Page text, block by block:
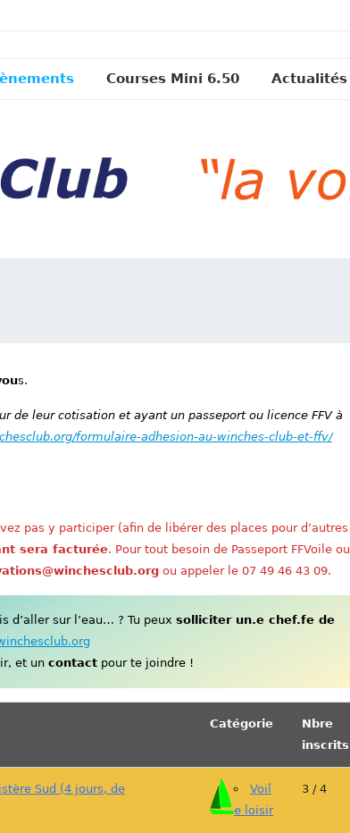
Courses Mini 6.50 Actualités
s.
de leur cotisation et ayant un passeport ou licence FFV à
formulaire-adhesion-au-winches-club-et-ffv/
pas y participer (afin de libérer des places pour d’autres
sera facturée. Pour tout besoin de Passeport FFVoile ou
ou appeler le 07 49 46 43 09.
d’aller sur l’eau… ? Tu peux solliciter un.e chef.fe de
et un contactpour te joindre !
Catégorie
Nbre
inscrits
Sud (4 jours, de
Voil
e loisir
3 / 4